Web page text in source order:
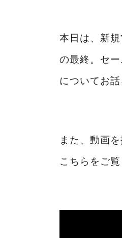
本日は、新
の最終。セ
についてお話
また、動画
こちらをご覧